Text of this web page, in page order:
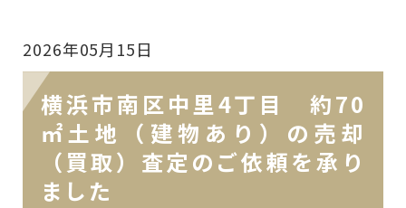
2026年05月15日
横浜市南区中里4丁目 約70
㎡土地（建物あり）の売却
（買取）査定のご依頼を承り
ました